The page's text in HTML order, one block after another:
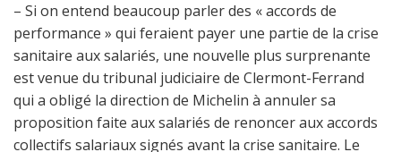
– Si on entend beaucoup parler des « accords de
performance » qui feraient payer une partie de la crise
sanitaire aux salariés, une nouvelle plus surprenante
est venue du tribunal judiciaire de Clermont-Ferrand
qui a obligé la direction de Michelin à annuler sa
proposition faite aux salariés de renoncer aux accords
collectifs salariaux signés avant la crise sanitaire. Le